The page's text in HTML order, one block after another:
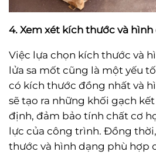
4. Xem xét kích thước và hình
Việc lựa chọn kích thước và
lửa sa mốt cũng là một yếu
có kích thước đồng nhất và
sẽ tạo ra những khối gạch
định, đảm bảo tính chất cơ
lực của công trình. Đồng
thước và hình dạng phù hợp